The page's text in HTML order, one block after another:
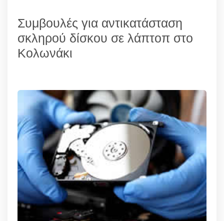
Συμβουλές για αντικατάσταση
σκληρού δίσκου σε λάπτοπ στο
Κολωνάκι